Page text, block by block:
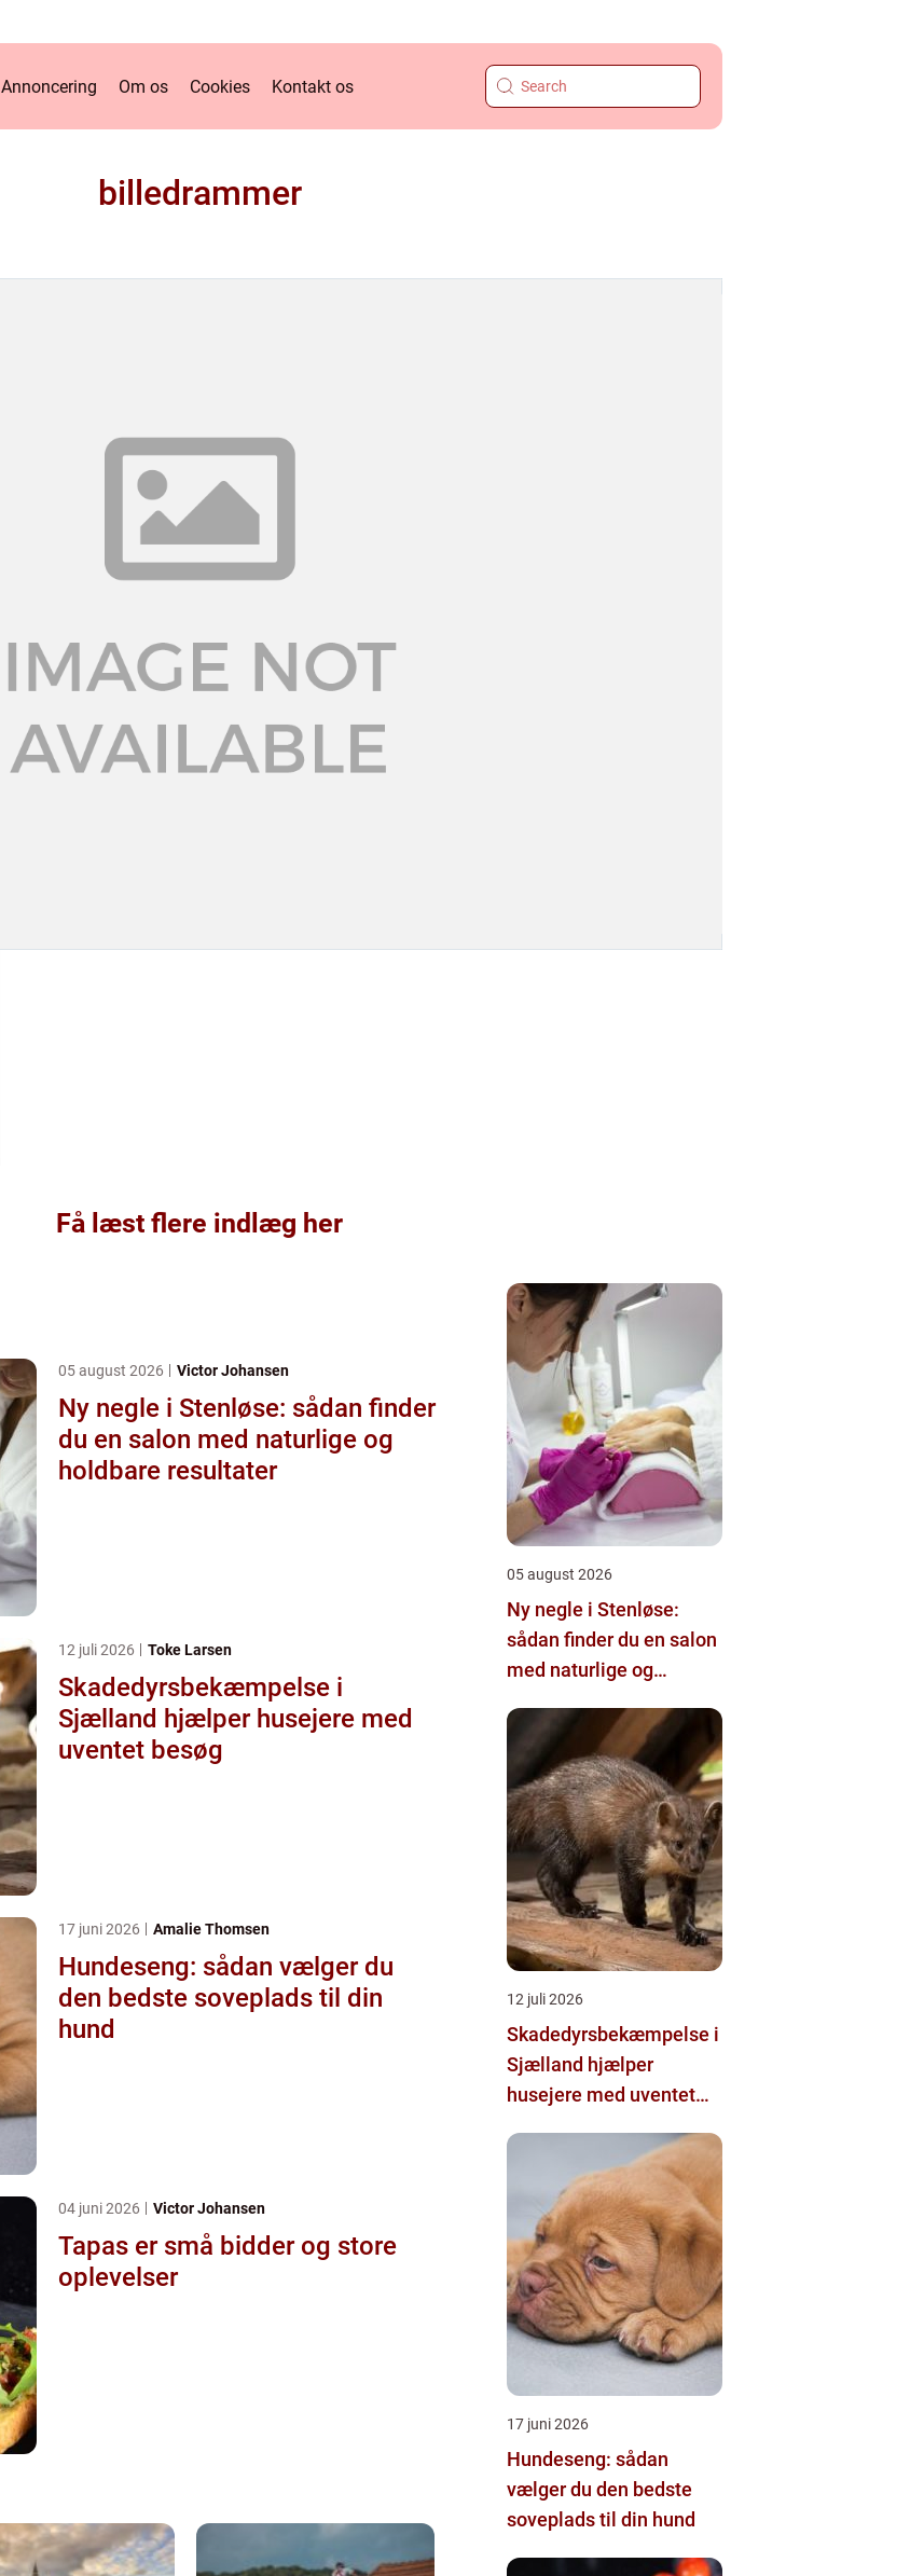
Annoncering Om os Cookies Kontakt os
billedrammer
Få læst flere indlæg her
05 august 2026 Victor Johansen
Ny negle i Stenløse: sådan finder
du en salon med naturlige og
holdbare resultater
12 juli 2026 Toke Larsen
Skadedyrsbekæmpelse i
Sjælland hjælper husejere med
uventet besøg
17 juni 2026 Amalie Thomsen
Hundeseng: sådan vælger du
den bedste soveplads til din
hund
04 juni 2026 Victor Johansen
Tapas er små bidder og store
oplevelser
05 august 2026
Ny negle i Stenløse:
sådan finder du en salon
med naturlige og
12 juli 2026
Skadedyrsbekæmpelse i
Sjælland hjælper
husejere med uventet
17 juni 2026
Hundeseng: sådan
vælger du den bedste
soveplads til din hund